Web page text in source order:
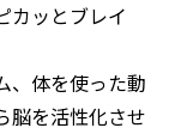
カッとブレイ
、体を使った動
脳を活性化させ